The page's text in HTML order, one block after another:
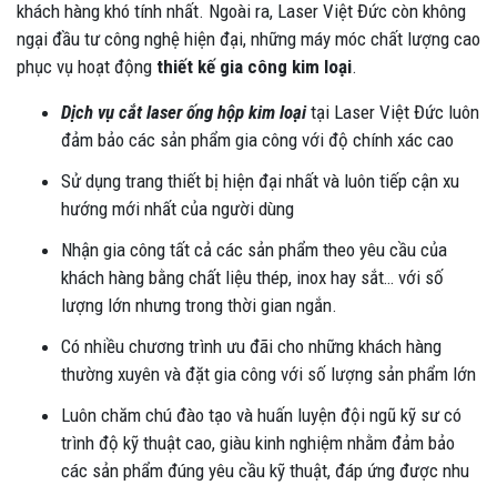
khách hàng khó tính nhất. Ngoài ra, Laser Việt Đức còn không
ngại đầu tư công nghệ hiện đại, những máy móc chất lượng cao
phục vụ hoạt động thiết kế gia công kim loại.
Dịch vụ cắt laser ống hộp kim loạitại Laser Việt Đức luôn
đảm bảo các sản phẩm gia công với độ chính xác cao
Sử dụng trang thiết bị hiện đại nhất và luôn tiếp cận xu
hướng mới nhất của người dùng
Nhận gia công tất cả các sản phẩm theo yêu cầu của
khách hàng bằng chất liệu thép, inox hay sắt… với số
lượng lớn nhưng trong thời gian ngắn.
Có nhiều chương trình ưu đãi cho những khách hàng
thường xuyên và đặt gia công với số lượng sản phẩm lớn
Luôn chăm chú đào tạo và huấn luyện đội ngũ kỹ sư có
trình độ kỹ thuật cao, giàu kinh nghiệm nhằm đảm bảo
các sản phẩm đúng yêu cầu kỹ thuật, đáp ứng được nhu